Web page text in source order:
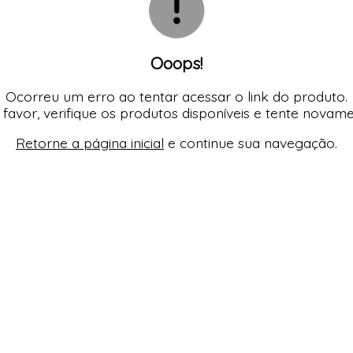
Ooops!
Ocorreu um erro ao tentar acessar o link do produto.
verifique os produtos disponíveis e tente
Retorne a página inicial e continue sua navegação.